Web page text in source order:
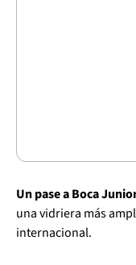
Un pase a Boca
una vidriera más
internacional.